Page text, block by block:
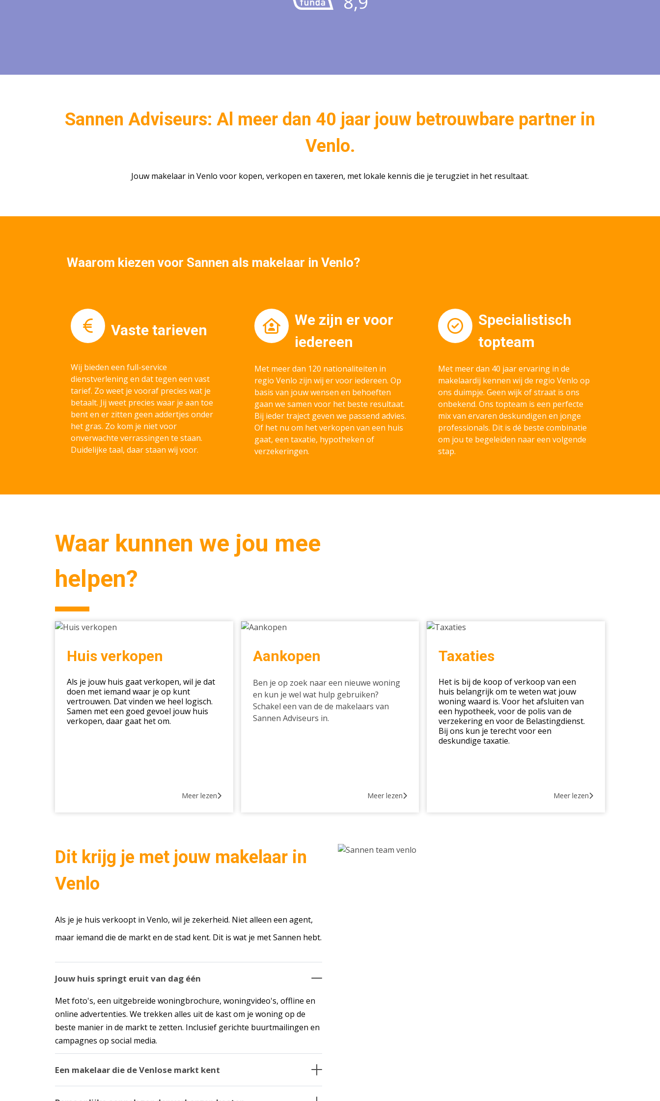
Sannen Adviseurs: Al meer dan 40 jaar jouw betrouwbare partner in
Venlo.
Jouw makelaar in Venlo voor kopen, verkopen en taxeren, met lokale kennis die je terugziet in het resultaat.
Waarom kiezen voor Sannen als makelaar in Venlo?
Vaste tarieven
Wij bieden een full-service
dienstverlening en dat tegen een vast
tarief. Zo weet je vooraf precies wat je
betaalt. Jij weet precies waar je aan toe
bent en er zitten geen addertjes onder
het gras. Zo kom je niet voor
onverwachte verrassingen te staan.
Duidelijke taal, daar staan wij voor.
We zijn er voor
iedereen
Met meer dan 120 nationaliteiten in
regio Venlo zijn wij er voor iedereen. Op
basis van jouw wensen en behoeften
gaan we samen voor het beste resultaat.
Bij ieder traject geven we passend advies.
Of het nu om het verkopen van een huis
gaat, een taxatie, hypotheken of
verzekeringen.
Specialistisch
topteam
Met meer dan 40 jaar ervaring in de
makelaardij kennen wij de regio Venlo op
ons duimpje. Geen wijk of straat is ons
onbekend. Ons topteam is een perfecte
mix van ervaren deskundigen en jonge
professionals. Dit is dé beste combinatie
om jou te begeleiden naar een volgende
stap.
Waar kunnen we jou mee
helpen?
Huis
Huis verkopen
Als je jouw huis gaat verkopen, wil je dat
doen met iemand waar je op kunt
vertrouwen. Dat vinden we heel logisch.
Samen met een goed gevoel jouw huis
verkopen, daar gaat het om.
Meer lezen
Aankopen
Aankopen
Ben je op zoek naar een nieuwe woning
en kun je wel wat hulp gebruiken?
Schakel een van de de makelaars van
Sannen Adviseurs in.
Meer lezen
Taxaties
Taxaties
Het is bij de koop of verkoop van een
huis belangrijk om te weten wat jouw
woning waard is. Voor het afsluiten van
een hypotheek, voor de polis van de
verzekering en voor de Belastingdienst.
Bij ons kun je terecht voor een
deskundige taxatie.
Meer lezen
Dit krijg je met jouw makelaar in
Venlo
Als je je huis verkoopt in Venlo, wil je zekerheid. Niet alleen een agent,
maar iemand die de markt en de stad kent. Dit is wat je met Sannen hebt.
Jouw huis springt eruit van dag één
Met foto's, een uitgebreide woningbrochure, woningvideo's, offline en
online advertenties. We trekken alles uit de kast om je woning op de
beste manier in de markt te zetten. Inclusief gerichte buurtmailingen en
campagnes op social media.
Een makelaar die de Venlose markt kent